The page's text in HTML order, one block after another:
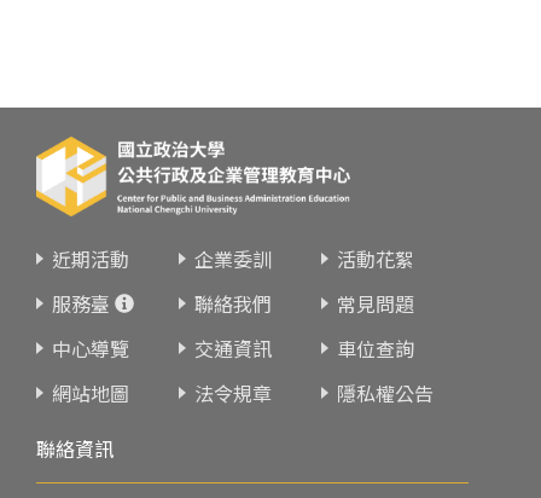
近期活動 企業委訓
活動花絮
服務臺
聯絡我們
常見問題
中心導覽
交通資訊
車位查詢
網站地圖
法令規章
隱私權公告
聯絡資訊